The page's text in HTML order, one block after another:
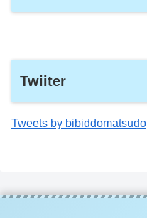
Twiiter
Tweets by bibiddomatsudo